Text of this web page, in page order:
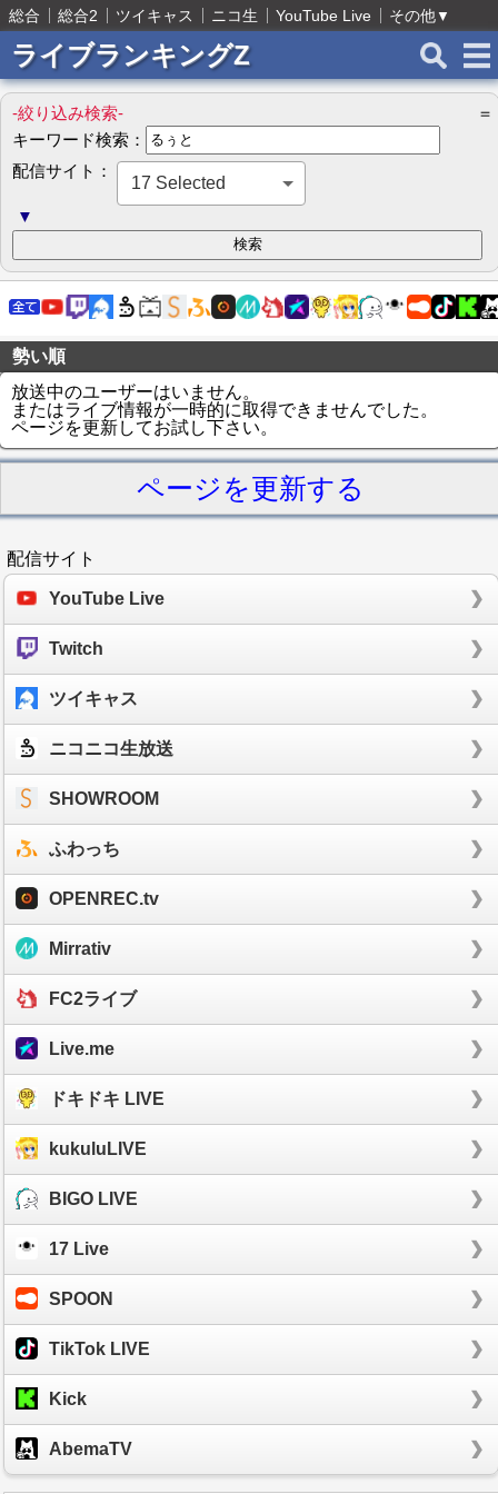
総合 総合2 ツイキャス ニコ生 YouTube Live その他▼
ライブランキングZ
-絞り込み検索-
＝
キーワード検索：
配信サイト：
17 Selected
▼
勢い順
放送中のユーザーはいません。
またはライブ情報が一時的に取得できませんでした。
ページを更新してお試し下さい。
ページを更新する
配信サイト
YouTube Live
Twitch
ツイキャス
ニコニコ生放送
SHOWROOM
ふわっち
OPENREC.tv
Mirrativ
FC2ライブ
Live.me
ドキドキ LIVE
kukuluLIVE
BIGO LIVE
17 Live
SPOON
TikTok LIVE
Kick
AbemaTV